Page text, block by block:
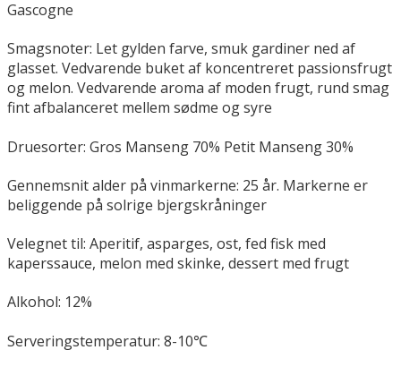
Gascogne
Smagsnoter: Let gylden farve, smuk gardiner ned af
glasset. Vedvarende buket af koncentreret passionsfrugt
og melon. Vedvarende aroma af moden frugt, rund smag
fint afbalanceret mellem sødme og syre
Druesorter: Gros Manseng 70% Petit Manseng 30%
Gennemsnit alder på vinmarkerne: 25 år. Markerne er
beliggende på solrige bjergskråninger
Velegnet til: Aperitif, asparges, ost, fed fisk med
kaperssauce, melon med skinke, dessert med frugt
Alkohol: 12%
Serveringstemperatur: 8-10℃